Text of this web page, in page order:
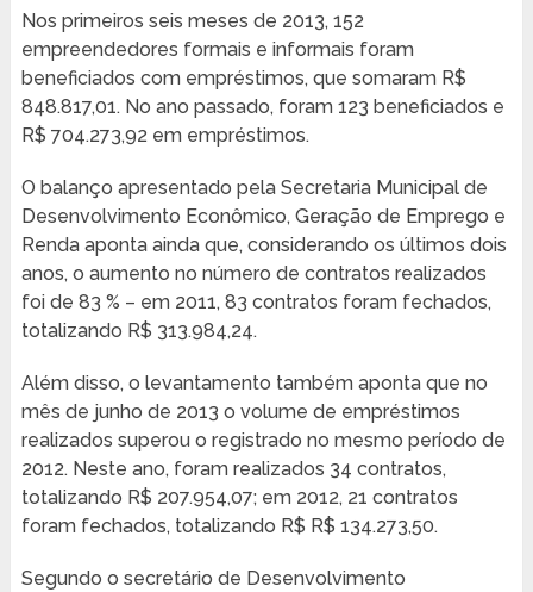
Nos primeiros seis meses de 2013, 152
empreendedores formais e informais foram
beneficiados com empréstimos, que somaram R$
848.817,01. No ano passado, foram 123 beneficiados e
R$ 704.273,92 em empréstimos.
O balanço apresentado pela Secretaria Municipal de
Desenvolvimento Econômico, Geração de Emprego e
Renda aponta ainda que, considerando os últimos dois
anos, o aumento no número de contratos realizados
foi de 83 % – em 2011, 83 contratos foram fechados,
totalizando R$ 313.984,24.
Além disso, o levantamento também aponta que no
mês de junho de 2013 o volume de empréstimos
realizados superou o registrado no mesmo período de
2012. Neste ano, foram realizados 34 contratos,
totalizando R$ 207.954,07; em 2012, 21 contratos
foram fechados, totalizando R$ R$ 134.273,50.
Segundo o secretário de Desenvolvimento